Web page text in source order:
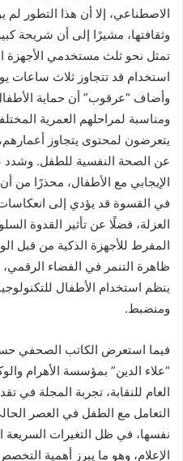
الاصطناعي، إلا أن هذا التطور لم
تمثل نحو ثلث مستخدمي الأجهزة
استخدام قد تتجاوز ثلاث ساعات
وأضاف “عرقوب” أن حماية
ومناسبة لمراحلهم العمرية
يتعرضون لمحتوى يتجاوز
عن الصحة النفسية للطفل. وشدد
الإيجابي مع الأطفال، محذرًا من
في القسوة قد يؤدي إلى انعكاسات
العزلة، فضلًا عن تأثير القدوة
المفرط للأجهزة الذكية من قبل
ظاهرة التنمر في الفضاء
ينظم استخدام الأطفال
ومنضبط.
فيما استعرض الكاتب الصحفي
“علاء الدين” بمؤسسة الأهرام
العام للنقابة، تجربة المجلة في
التعامل مع الطفل في العصر
نفسها، في ظل التغيرات السريعة
الإعلام، وهو ما يبرز أهمية